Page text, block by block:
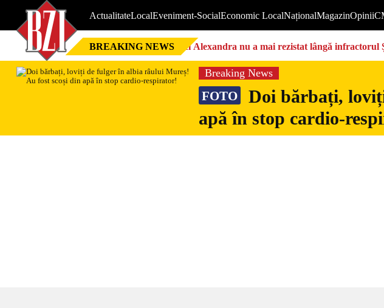
ActualitateLocalEveniment-SocialEconomic LocalNaționalMagazinOpinii
BREAKING NEWS Nici Alexandra nu a mai rezistat lângă
Breaking News
FOTO
Doi bărbați,
apă în stop cardio-